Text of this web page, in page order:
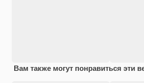
Вам также могут понравиться эти